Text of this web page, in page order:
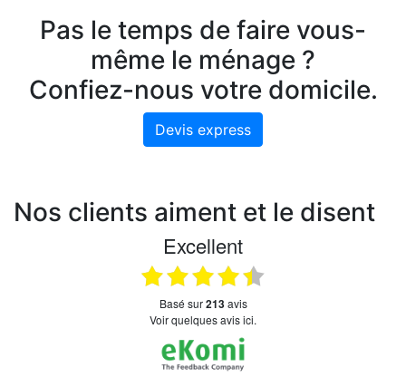
Pas le temps de faire vous-
même le ménage ?
Confiez-nous votre domicile.
Devis express
Nos clients aiment et le disent
Excellent
basé sur213avis
Voir quelques avis ici.